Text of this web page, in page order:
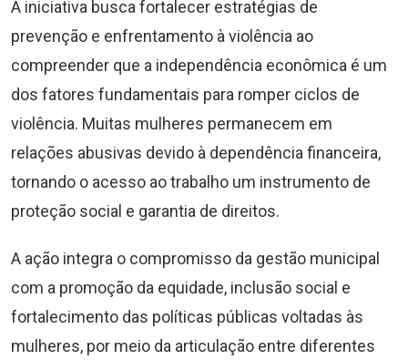
A iniciativa busca fortalecer estratégias de
prevenção e enfrentamento à violência ao
compreender que a independência econômica é um
dos fatores fundamentais para romper ciclos de
violência. Muitas mulheres permanecem em
relações abusivas devido à dependência financeira,
tornando o acesso ao trabalho um instrumento de
proteção social e garantia de direitos.
A ação integra o compromisso da gestão municipal
com a promoção da equidade, inclusão social e
fortalecimento das políticas públicas voltadas às
mulheres, por meio da articulação entre diferentes